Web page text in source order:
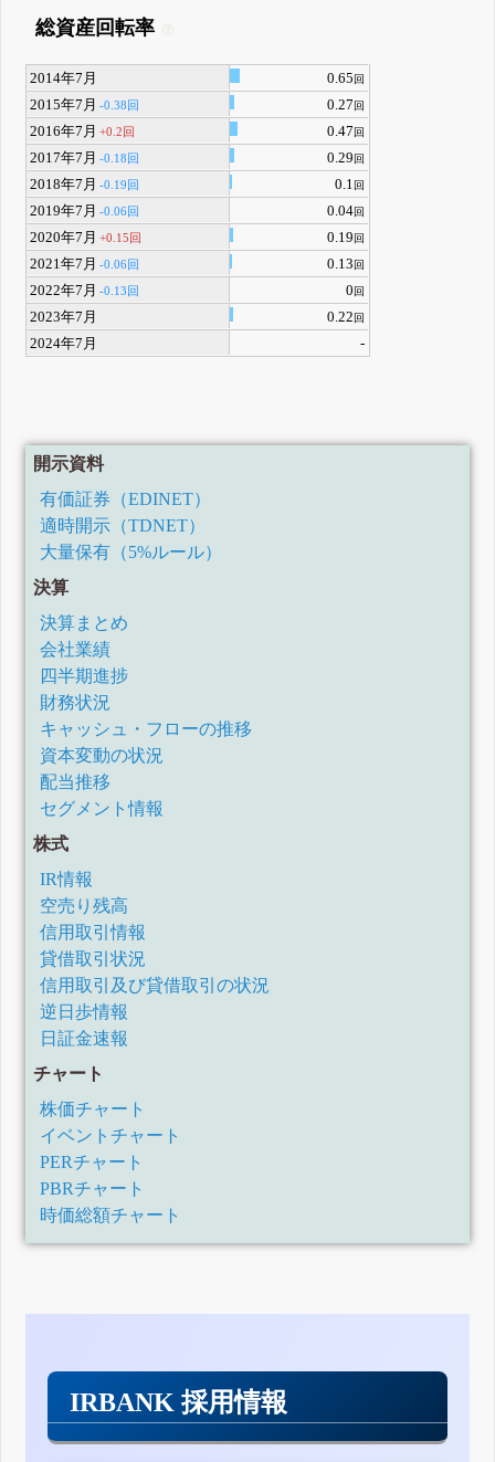
総資産回転率
2014年7月 0.65 回
2015年7月 -0.38回 0.27 回
2016年7月 +0.2回 0.47 回
2017年7月 -0.18回 0.29 回
2018年7月 -0.19回 0.1 回
2019年7月 -0.06回 0.04回
2020年7月 +0.15回 0.19 回
2021年7月 -0.06回 0.13 回
2022年7月 -0.13回 0 回
2023年7月 0.22 回
2024年7月 -
開示資料
有価証券（EDINET）
適時開示（TDNET）
大量保有（5%ルール）
決算
決算まとめ
会社業績
四半期進捗
財務状況
キャッシュ・フローの推移
資本変動の状況
配当推移
セグメント情報
株式
IR情報
空売り残高
信用取引情報
貸借取引状況
信用取引及び貸借取引の状況
逆日歩情報
日証金速報
チャート
株価チャート
イベントチャート
PERチャート
PBRチャート
時価総額チャート
IRBANK 採用情報